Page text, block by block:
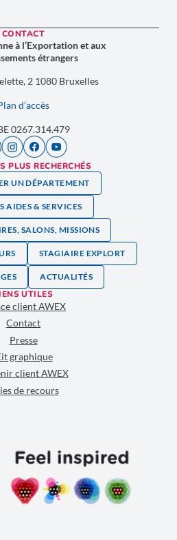
CONTACT
à l’Exportation et aux
étrangers
2 1080 Bruxelles
d’accès
0267.314.479
PLUS RECHERCHÉS
UN DÉPARTEMENT
AIDES & SERVICES
SALONS, MISSIONS
STAGIAIRE EXPLORT
ACTUALITÉS
UTILES
client AWEX
Contact
Presse
graphique
client AWEX
de recours